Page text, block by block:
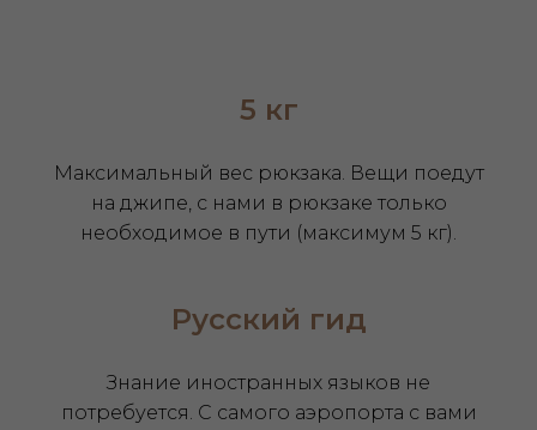
5 кг
Максимальный вес рюкзака. Вещи поедут
на джипе, с нами в рюкзаке только
необходимое в пути (максимум 5 кг).
Русский гид
Знание иностранных языков не
потребуется. С самого аэропорта с вами